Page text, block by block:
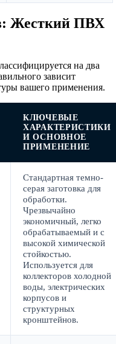
Жесткий ПВХ
на два
зависит
вашего применения.
КЛЮЧЕВЫЕ
ХАРАКТЕРИСТИКИ
И ОСНОВНОЕ
ПРИМЕНЕНИЕ
Стандартная темно-
серая заготовка для
обработки.
Чрезвычайно
экономичный, легко
обрабатываемый и с
высокой химической
стойкостью.
Используется для
коллекторов холодной
воды, электрических
корпусов и
структурных
кронштейнов.